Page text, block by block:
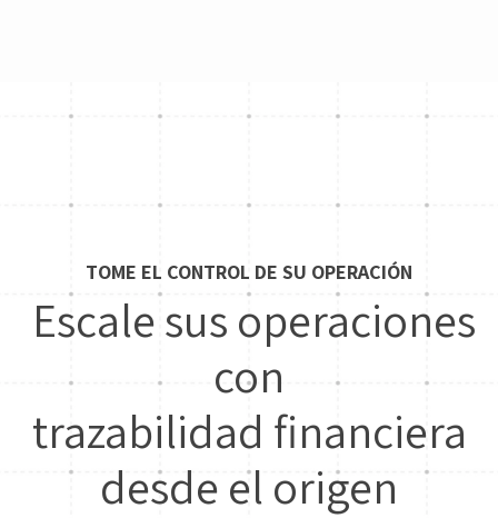
TOME EL CONTROL DE SU OPERACIÓN
Escale sus operaciones
con
trazabilidad financiera
desde el origen